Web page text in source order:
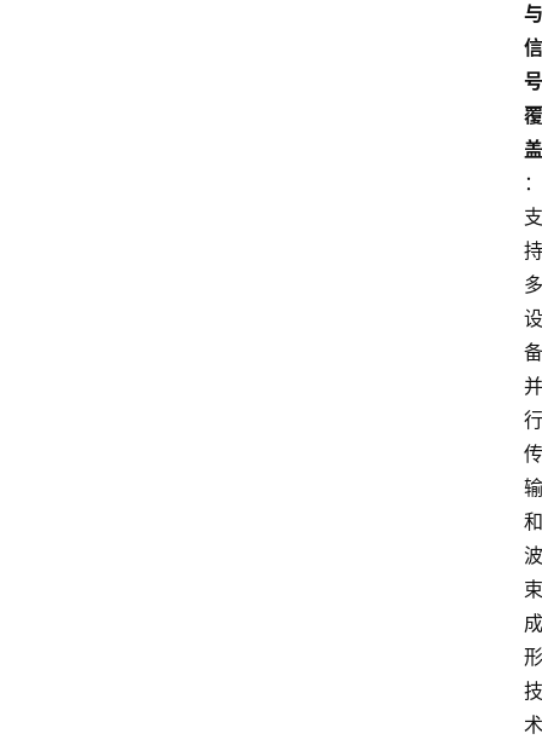
与
信
号
覆
盖
：
支
持
多
设
备
并
行
传
输
和
波
束
成
形
技
术